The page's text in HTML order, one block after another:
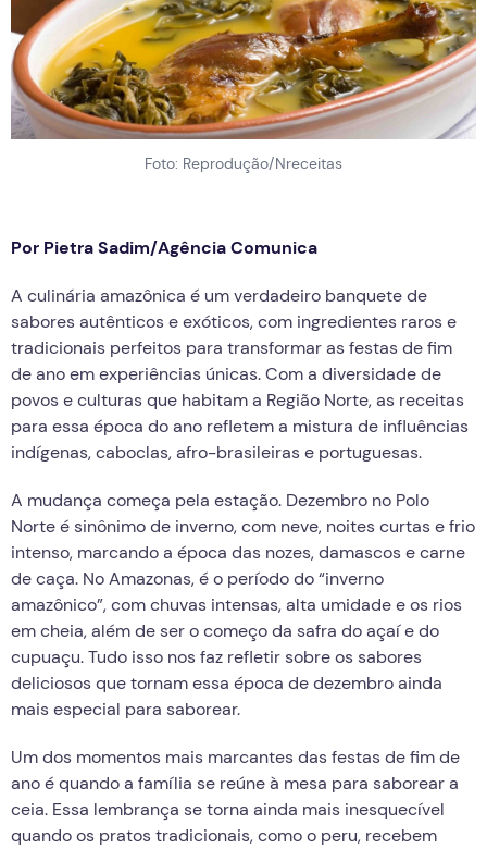
Foto: Reprodução/Nreceitas
Por Pietra Sadim/Agência Comunica
A culinária amazônica é um verdadeiro banquete de
sabores autênticos e exóticos, com ingredientes raros e
tradicionais perfeitos para transformar as festas de fim
de ano em experiências únicas. Com a diversidade de
povos e culturas que habitam a Região Norte, as receitas
para essa época do ano refletem a mistura de influências
indígenas, caboclas, afro-brasileiras e portuguesas.
A mudança começa pela estação. Dezembro no Polo
Norte é sinônimo de inverno, com neve, noites curtas e frio
intenso, marcando a época das nozes, damascos e carne
de caça. No Amazonas, é o período do “inverno
amazônico”, com chuvas intensas, alta umidade e os rios
em cheia, além de ser o começo da safra do açaí e do
cupuaçu. Tudo isso nos faz refletir sobre os sabores
deliciosos que tornam essa época de dezembro ainda
mais especial para saborear.
Um dos momentos mais marcantes das festas de fim de
ano é quando a família se reúne à mesa para saborear a
ceia. Essa lembrança se torna ainda mais inesquecível
quando os pratos tradicionais, como o peru, recebem